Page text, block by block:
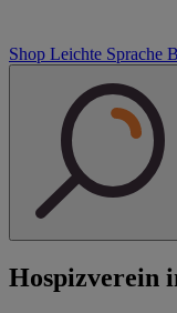
Shop Leichte Sprache
Hospizverein